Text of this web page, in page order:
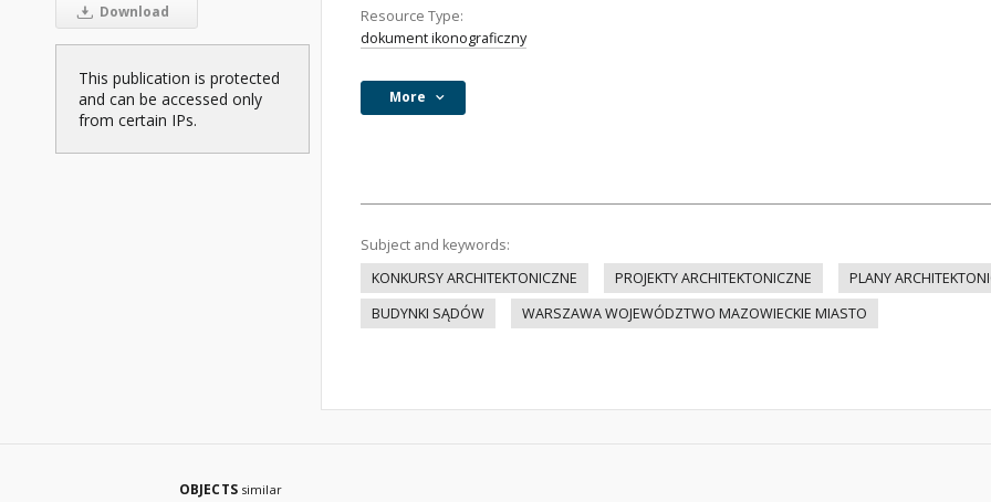
Download
This publication is protected
and can be accessed only
from certain IPs.
Resource Type:
dokument ikonograficzny
More
Subject and keywords:
KONKURSY ARCHITEKTONICZNE
PROJEKTY ARCHITEKTONICZNE PLANY
BUDYNKI SĄDÓW
WARSZAWA WOJEWÓDZTWO MAZOWIECKIE MIASTO
OBJECTS similar